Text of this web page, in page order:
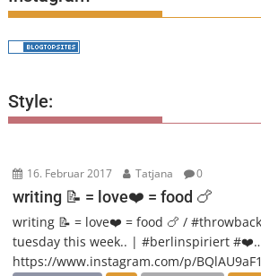
Style:
16. Februar 2017 Tatjana 0
writing 📝 = love❤️ = food 🍗
writing 📝 = love❤️ = food 🍗 /
tuesday this week.. | #berlinspiriert
https://www.instagram.com/p/